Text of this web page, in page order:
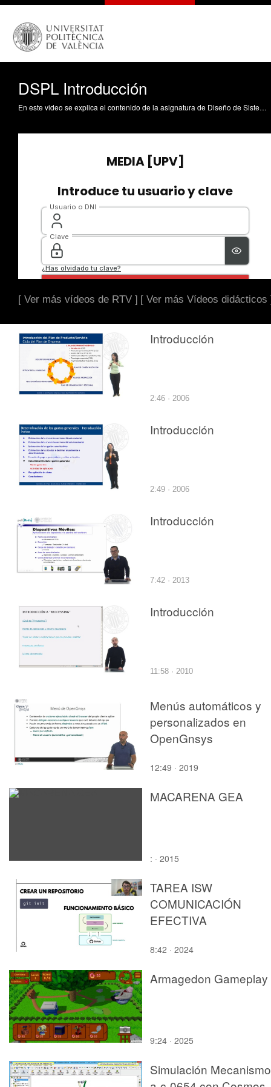
DSPL Introducción
En este video se explica el contenido de la asignatura de Diseño de Sistemas Productivos y Logísticos para la titulación de Ingeniería de Organización Industrial
[ Ver más vídeos de RTV ] [ Ver más Vídeos didácticos
Introducción
2:46 · 2006
Introducción
2:49 · 2006
Introducción
7:42 · 2013
Introducción
11:58 · 2010
Menús automáticos y
personalizados en
OpenGnsys
12:49 · 2019
MACARENA GEA
: · 2015
TAREA ISW
COMUNICACIÓN
EFECTIVA
8:42 · 2024
Armagedon Gameplay
9:24 · 2025
Simulación Mecanismo